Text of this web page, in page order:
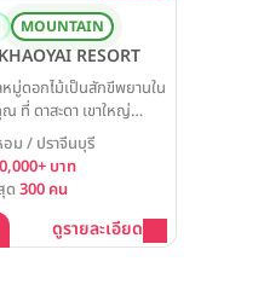
MOUNTAIN
RESORT
หมู่ดอกไม้เป็นสักขีพยานใน
ที่ ดาสะดา เขาใหญ่
งานแต่งงานในฝัน
องสวนสวยสุดอลังการที่
พร้อมสร้างความทรงจำที่
งใจไปตลอดกาล
อม / ปราจีนบุรี
บาท
ด 300 คน
ดูรายละเอียด